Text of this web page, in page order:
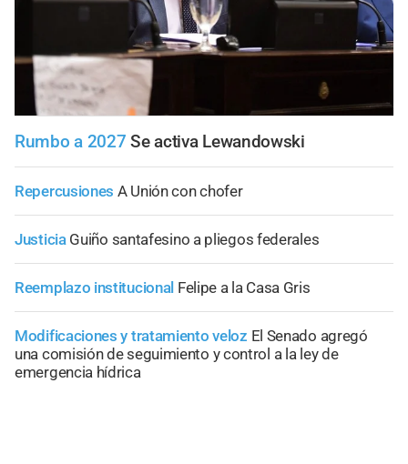
Rumbo a 2027 Se activa Lewandowski
Repercusiones A Unión con chofer
Justicia Guiño santafesino a pliegos federales
Reemplazo institucional Felipe a la Casa Gris
Modificaciones y tratamiento veloz El Senado agregó
una comisión de seguimiento y control a la ley de
emergencia hídrica